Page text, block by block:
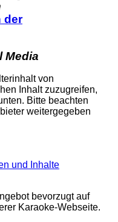
der
Media
von
Inhalt zuzugreifen,
Bitte beachten
weitergegeben
und Inhalte
bevorzugt auf
Karaoke-Webseite.